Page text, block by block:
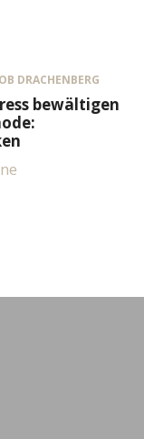
DRACHENBERG
bewältigen